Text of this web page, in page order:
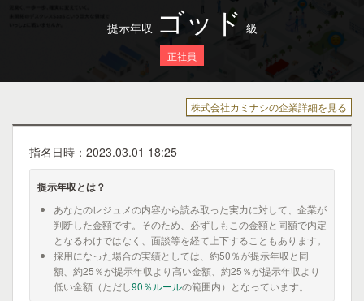
提示年収 ゴッド 級
正社員
株式会社カミナシの企業詳細を見る
指名日時：2023.03.01 18:25
提示年収とは？
あなたのレジュメの内容から読み取った実力に対して、企業が
判断した金額です。そのため、必ずしもこの金額と同額で内定
となるわけではなく、面談等を経て上下することもあります。
採用になった場合の実績としては、約50％が提示年収と同
額、約25％が提示年収より高い金額、約25％が提示年収より
低い金額（ただし90％ルールの範囲内）となっています。